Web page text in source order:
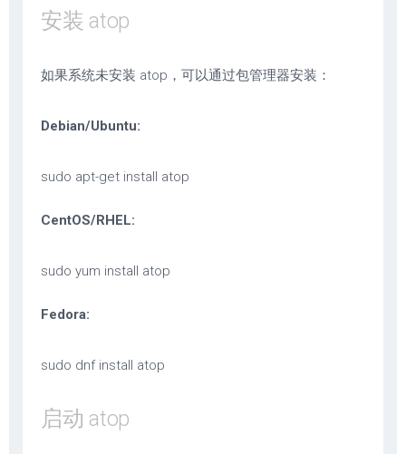
安装 atop
如果系统未安装 atop，可以通过包管理器安装：
Debian/Ubuntu:
sudo apt-get install atop
CentOS/RHEL:
sudo yum install atop
Fedora:
sudo dnf install atop
启动 atop